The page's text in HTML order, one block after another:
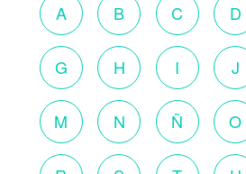
A B C D
G H I J
M N Ñ O